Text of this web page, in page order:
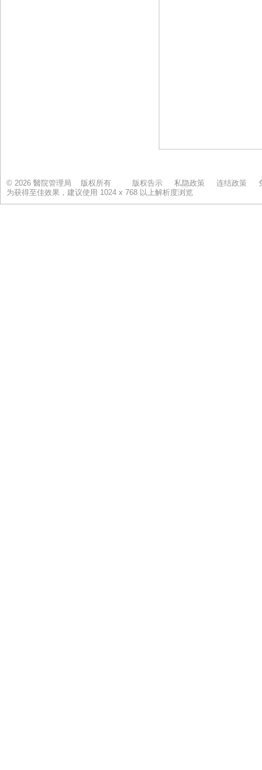
© 2026 醫院管理局 版权所有 版权告示 私隐政策 连结政策
为获得至佳效果，建议使用 1024 x 768 以上解析度浏览